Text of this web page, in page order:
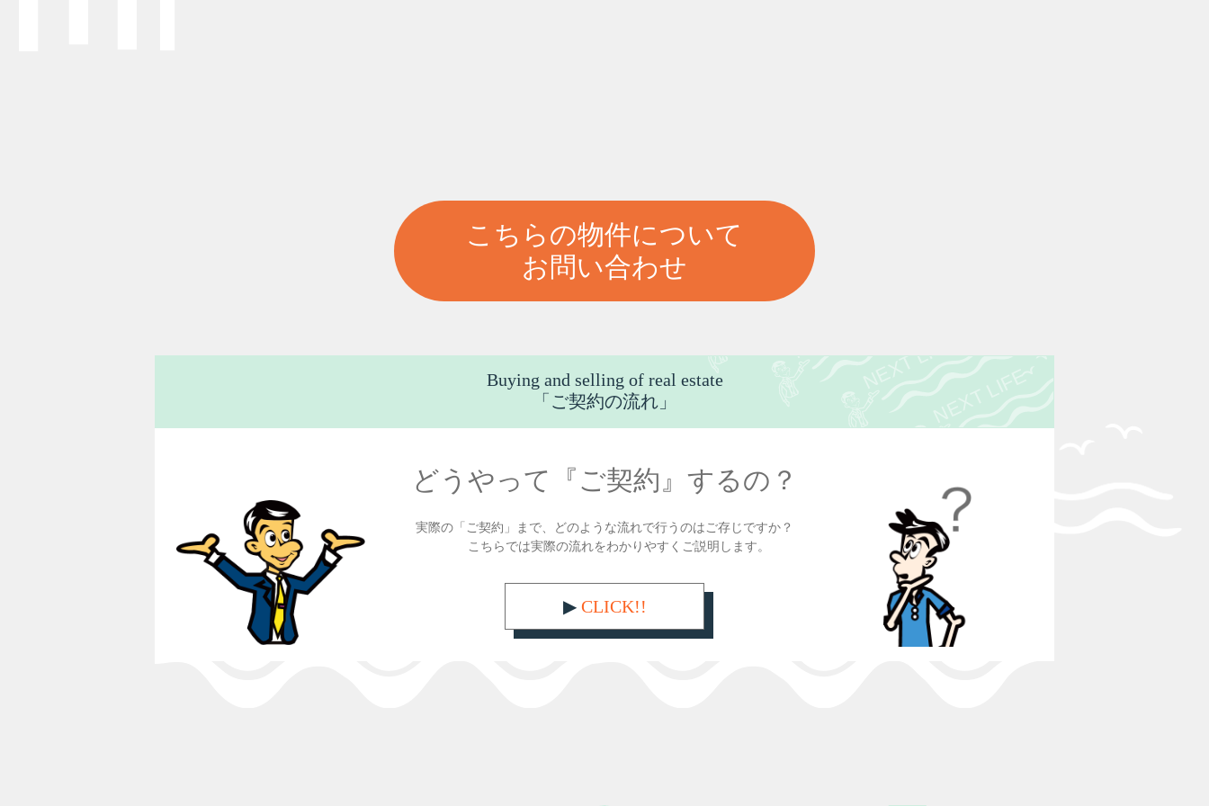
こちらの物件について
お問い合わせ
Buying and selling of real estate
「ご契約の流れ」
どうやって『ご契約』するの？
実際の「ご契約」まで、どのような流れで行うのはご存じですか？
こちらでは実際の流れをわかりやすくご説明します。
▶︎CLICK!!